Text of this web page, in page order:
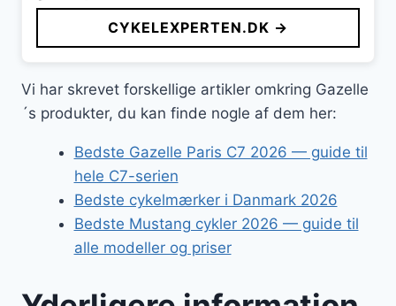
pris
var:
6.999 kr..
pris
er:
4.399 kr..
CYKELEXPERTEN.DK →
Vi har skrevet forskellige artikler omkring Gazelle
´s produkter, du kan finde nogle af dem her:
Bedste Gazelle Paris C7 2026 — guide til
hele C7-serien
Bedste cykelmærker i Danmark 2026
Bedste Mustang cykler 2026 — guide til
alle modeller og priser